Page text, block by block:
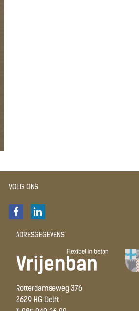
VOLG ONS
ADRESGEGEVENS
Rotterdamseweg 376
2629 HG Delft